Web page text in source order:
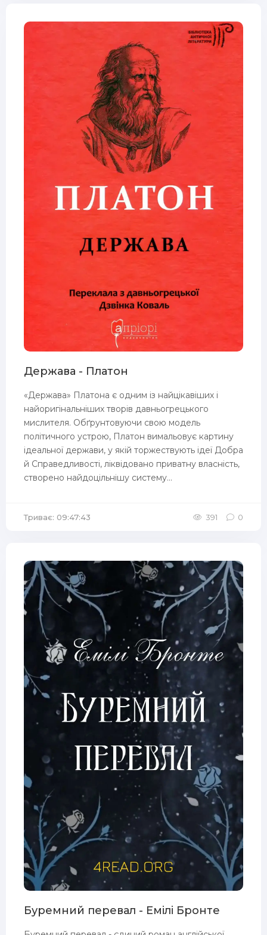
Держава - Платон
«Держава» Платона є одним із найцікавіших і
найоригінальніших творів давньогрецького
мислителя. Обґрунтовуючи свою модель
політичного устрою, Платон вимальовує картину
ідеальної держави, у якій торжествують ідеї Добра
й Справедливості, ліквідовано приватну власність,
створено найдоцільнішу систему...
Триває: 09:47:43 391 0
Буремний перевал - Емілі Бронте